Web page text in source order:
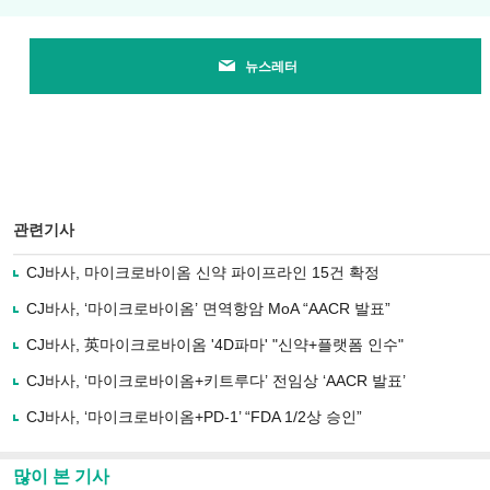
뉴스레터
관련기사
CJ바사, 마이크로바이옴 신약 파이프라인 15건 확정
CJ바사, ‘마이크로바이옴’ 면역항암 MoA “AACR 발표”
CJ바사, 英마이크로바이옴 '4D파마' "신약+플랫폼 인수"
CJ바사, ‘마이크로바이옴+키트루다’ 전임상 ‘AACR 발표’
CJ바사, ‘마이크로바이옴+PD-1’ “FDA 1/2상 승인”
많이 본 기사